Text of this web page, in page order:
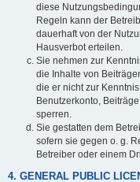
diese
Regeln kann der
dauerhaft von der
Hausverbot erteilen.
Sie nehmen zur
die Inhalte von
die er nicht zur
Benutzerkonto,
sperren.
Sie gestatten dem
sofern sie gegen o. g.
Betreiber oder einem
4. GENERAL PUBLIC